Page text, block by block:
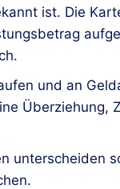
ist. Die
und an
Überziehung,
unterscheiden